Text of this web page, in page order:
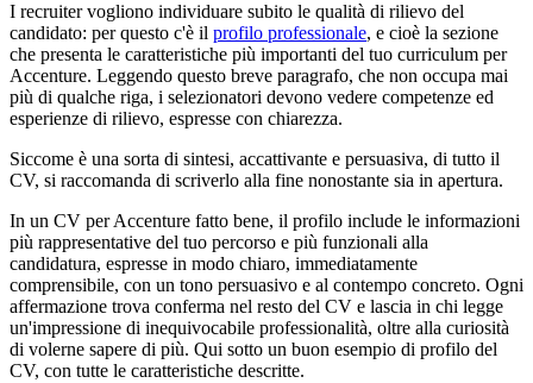
I recruiter vogliono individuare subito le qualità di rilievo del
candidato: per questo c'è il profilo professionale, e cioè la sezione
che presenta le caratteristiche più importanti del tuo curriculum per
Accenture. Leggendo questo breve paragrafo, che non occupa mai
più di qualche riga, i selezionatori devono vedere competenze ed
esperienze di rilievo, espresse con chiarezza.
Siccome è una sorta di sintesi, accattivante e persuasiva, di tutto il
CV, si raccomanda di scriverlo alla fine nonostante sia in apertura.
In un CV per Accenture fatto bene, il profilo include le informazioni
più rappresentative del tuo percorso e più funzionali alla
candidatura, espresse in modo chiaro, immediatamente
comprensibile, con un tono persuasivo e al contempo concreto. Ogni
affermazione trova conferma nel resto del CV e lascia in chi legge
un'impressione di inequivocabile professionalità, oltre alla curiosità
di volerne sapere di più. Qui sotto un buon esempio di profilo del
CV, con tutte le caratteristiche descritte.